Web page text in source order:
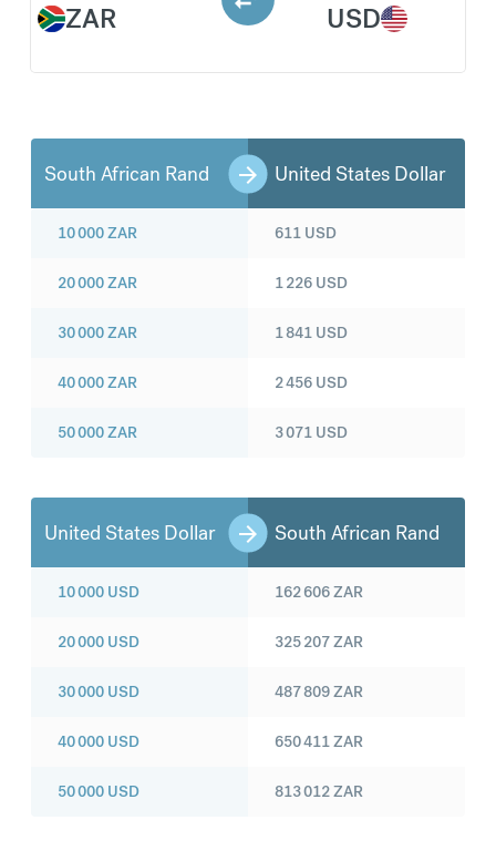
ZAR USD
South African Rand United States Dollar
10 000ZAR
20 000ZAR
30 000ZAR
40 000ZAR
50 000ZAR
611 USD
1 226 USD
1 841 USD
2 456 USD
3 071 USD
United States Dollar South African Rand
10 000 USD
20 000 USD
30 000 USD
40 000 USD
50 000 USD
162 606ZAR
325 207ZAR
487 809ZAR
650 411ZAR
813 012ZAR